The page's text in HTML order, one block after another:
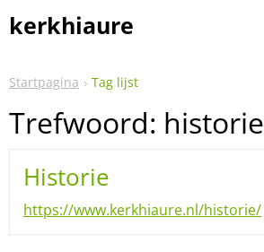
kerkhiaure
Startpagina Tag lijst
Trefwoord: historie
Historie
https://www.kerkhiaure.nl/historie/